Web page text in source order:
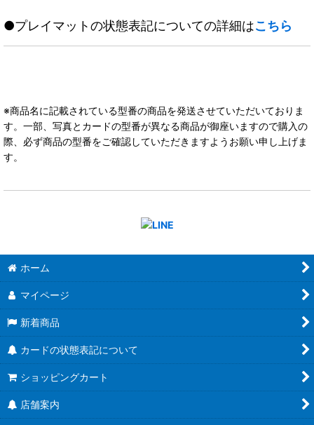
●プレイマットの状態表記についての詳細はこちら
※商品名に記載されている型番の商品を発送させていただいておりま
す。一部、写真とカードの型番が異なる商品が御座いますので購入の
際、必ず商品の型番をご確認していただきますようお願い申し上げま
す。
ホーム
マイページ
新着商品
カードの状態表記について
ショッピングカート
店舗案内